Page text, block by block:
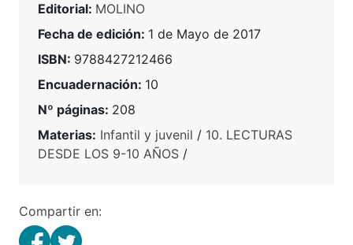
Editorial: MOLINO
Fecha de edición: 1 de Mayo de 2017
ISBN: 9788427212466
Encuadernación: 10
Nº páginas: 208
Materias: Infantil y juvenil / 10. LECTURAS
DESDE LOS 9-10 AÑOS /
Compartir en: